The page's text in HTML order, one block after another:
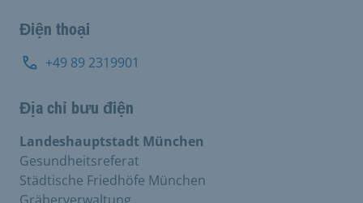
Điện thoại
+49 89 2319901
Địa chỉ bưu điện
Landeshauptstadt München
Gesundheitsreferat
Städtische Friedhöfe München